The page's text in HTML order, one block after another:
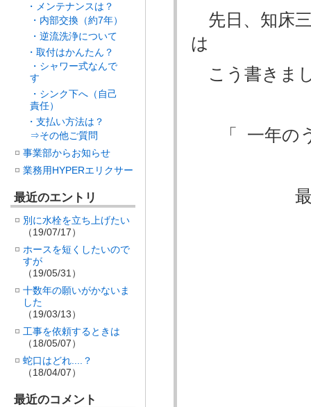
先日、知床
は
こう書きま
「 一年の
最低で
・メンテナンスは？
・内部交換（約7年）
・逆流洗浄について
・取付はかんたん？
・シャワー式なんで
す
・シンク下へ（自己
責任）
・支払い方法は？
⇒その他ご質問
事業部からお知らせ
業務用HYPERエリクサー
最近のエントリ
別に水栓を立ち上げたい
（19/07/17）
ホースを短くしたいので
すが
（19/05/31）
十数年の願いがかないま
した
（19/03/13）
工事を依頼するときは
（18/05/07）
蛇口はどれ....？
（18/04/07）
最近のコメント